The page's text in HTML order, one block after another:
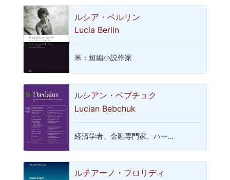
ルシア・ベルリン
Lucia Berlin
米：短編小説作家
ルシアン・ベブチュク
Lucian Bebchuk
経済学者、金融専門家、ハー…
ルチアーノ・フロリディ